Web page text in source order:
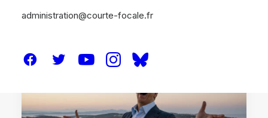
administration@courte-focale.fr